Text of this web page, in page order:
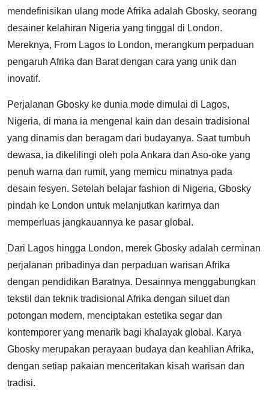
mendefinisikan ulang mode Afrika adalah Gbosky, seorang
desainer kelahiran Nigeria yang tinggal di London.
Mereknya, From Lagos to London, merangkum perpaduan
pengaruh Afrika dan Barat dengan cara yang unik dan
inovatif.
Perjalanan Gbosky ke dunia mode dimulai di Lagos,
Nigeria, di mana ia mengenal kain dan desain tradisional
yang dinamis dan beragam dari budayanya. Saat tumbuh
dewasa, ia dikelilingi oleh pola Ankara dan Aso-oke yang
penuh warna dan rumit, yang memicu minatnya pada
desain fesyen. Setelah belajar fashion di Nigeria, Gbosky
pindah ke London untuk melanjutkan karirnya dan
memperluas jangkauannya ke pasar global.
Dari Lagos hingga London, merek Gbosky adalah cerminan
perjalanan pribadinya dan perpaduan warisan Afrika
dengan pendidikan Baratnya. Desainnya menggabungkan
tekstil dan teknik tradisional Afrika dengan siluet dan
potongan modern, menciptakan estetika segar dan
kontemporer yang menarik bagi khalayak global. Karya
Gbosky merupakan perayaan budaya dan keahlian Afrika,
dengan setiap pakaian menceritakan kisah warisan dan
tradisi.